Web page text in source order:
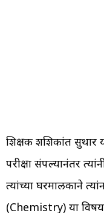
शिक्षक शशिकांत सुथार
परीक्षा संपल्यानंतर
त्यांच्या घरमालकाने
(Chemistry) या